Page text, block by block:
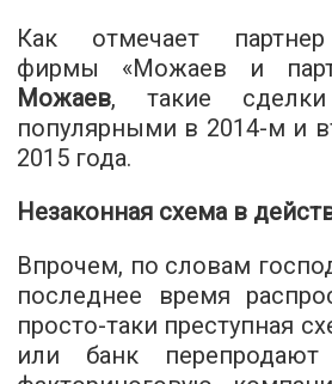
Как отмечает
фирмы «Можаев и
Можаев, такие
популярными в 2014-м и
2015 года.
Незаконная схема в
Впрочем, по словам
последнее время
просто-таки преступная
или банк